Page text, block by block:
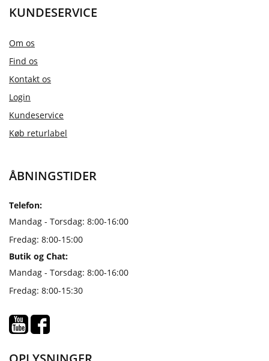
KUNDESERVICE
Om os
Find os
Kontakt os
Login
Kundeservice
Køb returlabel
ÅBNINGSTIDER
Telefon:
Mandag - Torsdag: 8:00-16:00
Fredag: 8:00-15:00
Butik og Chat:
Mandag - Torsdag: 8:00-16:00
Fredag: 8:00-15:30